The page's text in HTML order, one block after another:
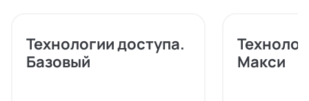
Технологии доступа.
Базовый
Макси